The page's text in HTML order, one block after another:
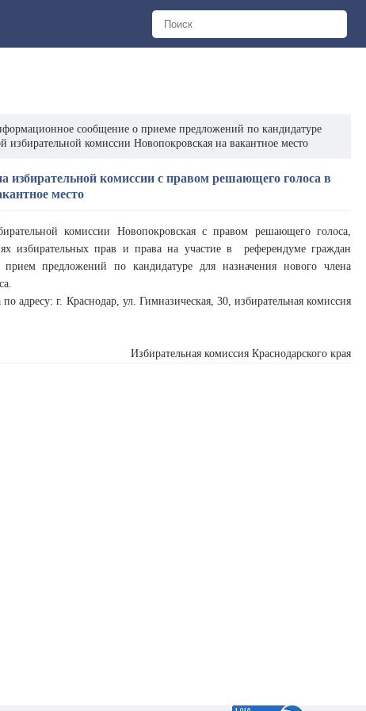
сообщение о приеме предложений по кандидатуре
избирательной комиссии Новопокровская на вакантное место
избирательной комиссии с правом решающего голоса в
место
комиссии Новопокровская с правом решающего голоса,
избирательных прав и права на участие в референдуме граждан
прием предложений по кандидатуре для назначения нового члена
адресу: г. Краснодар, ул. Гимназическая, 30, избирательная комиссия
Избирательная комиссия Краснодарского края